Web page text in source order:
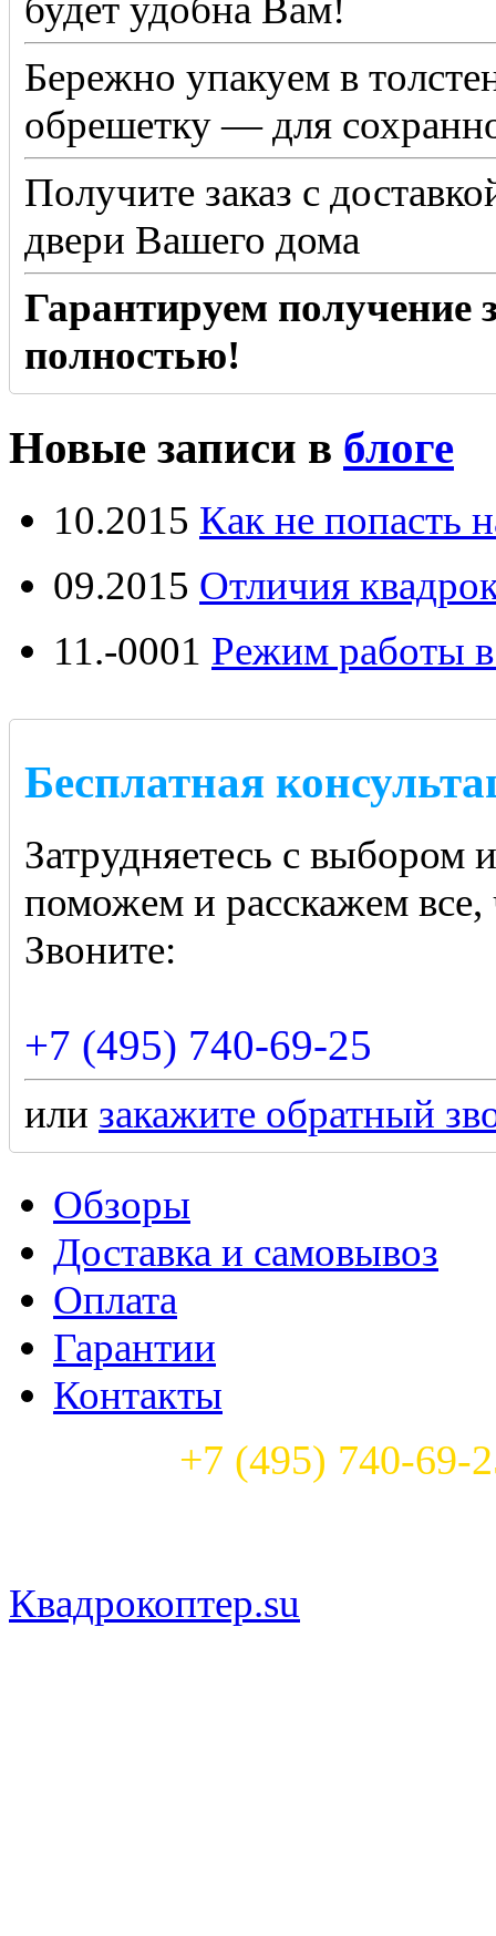
будет удобна Вам!
Бережно упакуем в
обрешетку — для
Получите заказ с
двери Вашего дома
Гарантируем получение
полностью!
Новые записи в блоге
10.2015 Как не попасть
09.2015 Отличия
11.-0001 Режим работы
Бесплатная
Затрудняетесь с
поможем и расскажем все,
Звоните:
+7 (495) 740-69-25
или закажите обратный
Обзоры
Доставка и самовывоз
Оплата
Гарантии
Контакты
+7 (495) 740-69-
Квадрокоптер.su